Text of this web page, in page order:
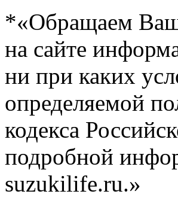
*«Обращаем
на сайте
ни при каких
определяемой
кодекса
подробной
suzukilife.ru.»